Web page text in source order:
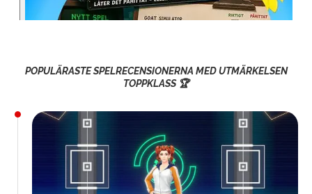
POPULÄRASTE SPELRECENSIONERNA MED UTMÄRKELSEN
TOPPKLASS 🏆